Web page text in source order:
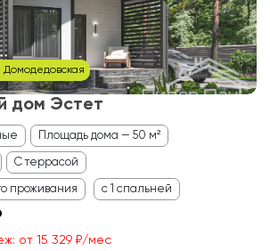
Домодедовская
дом Эстет
Площадь дома — 50 м²
С террасой
проживания с 1 спальней
от 15 329 ₽/мес